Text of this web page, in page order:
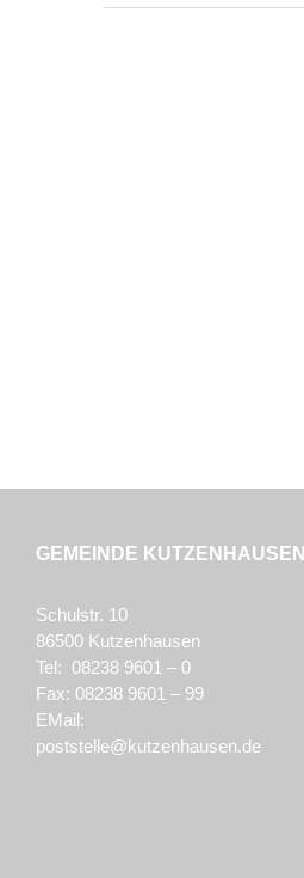
GEMEINDE KUTZENHAUSEN
Schulstr. 10
86500 Kutzenhausen
Tel: 08238 9601 – 0
Fax: 08238 9601 – 99
EMail:
poststelle@kutzenhausen.de